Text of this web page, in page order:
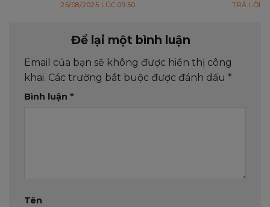
25/08/2025 LÚC 09:50 TRẢ LỜI
Để lại một bình luận
Email của bạn sẽ không được hiển thị công
khai. Các trường bắt buộc được đánh dấu *
Bình luận *
Tên